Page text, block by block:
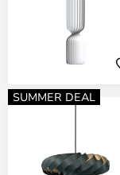
SUMMER DEAL